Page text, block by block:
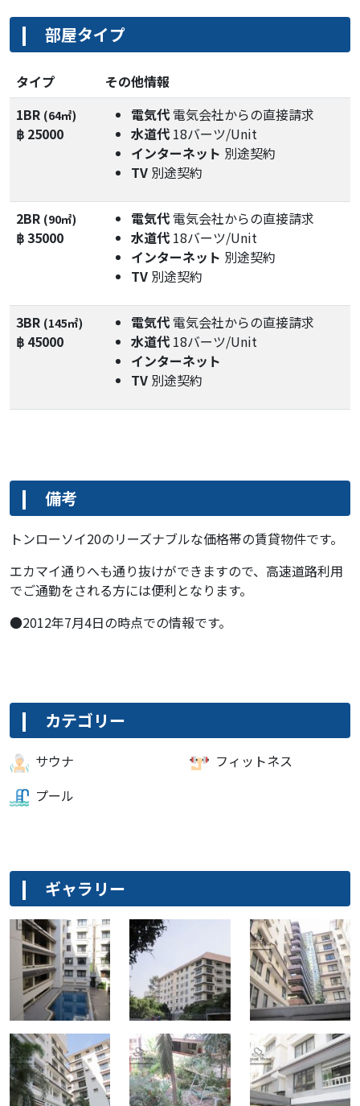
部屋タイプ
タイプ
その他情報
1BR (64㎡)
฿ 25000
電気代 電気会社からの直接請求
水道代 18バーツ/Unit
インターネット 別途契約
TV 別途契約
2BR (90㎡)
฿ 35000
電気代 電気会社からの直接請求
水道代 18バーツ/Unit
インターネット 別途契約
TV 別途契約
3BR (145㎡)
฿ 45000
電気代 電気会社からの直接請求
水道代 18バーツ/Unit
インターネット
TV 別途契約
備考
トンローソイ20のリーズナブルな価格帯の賃貸物件です。
エカマイ通りへも通り抜けができますので、高速道路利用
でご通勤をされる方には便利となります。
●2012年7月4日の時点での情報です。
カテゴリー
サウナ
フィットネス
プール
ギャラリー